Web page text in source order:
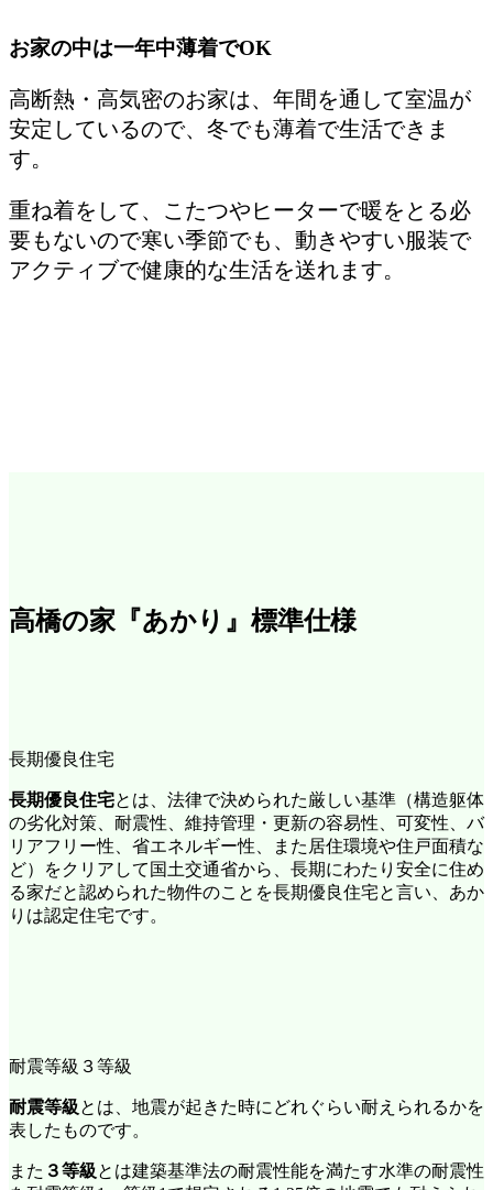
お家の中は一年中薄着でOK
高断熱・高気密のお家は、年間を通して室温が
安定しているので、冬でも薄着で生活できま
す。
重ね着をして、こたつやヒーターで暖をとる必
要もないので寒い季節でも、動きやすい服装で
アクティブで健康的な生活を送れます。
高橋の家『あかり』標準仕様
長期優良住宅
長期優良住宅とは、法律で決められた厳しい基準（構造躯体
の劣化対策、耐震性、維持管理・更新の容易性、可変性、バ
リアフリー性、省エネルギー性、また居住環境や住戸面積な
ど）をクリアして国土交通省から、長期にわたり安全に住め
る家だと認められた物件のことを長期優良住宅と言い、あか
りは認定住宅です。
耐震等級３等級
耐震等級とは、地震が起きた時にどれぐらい耐えられるかを
表したものです。
また ３等級とは建築基準法の耐震性能を満たす水準の耐震性